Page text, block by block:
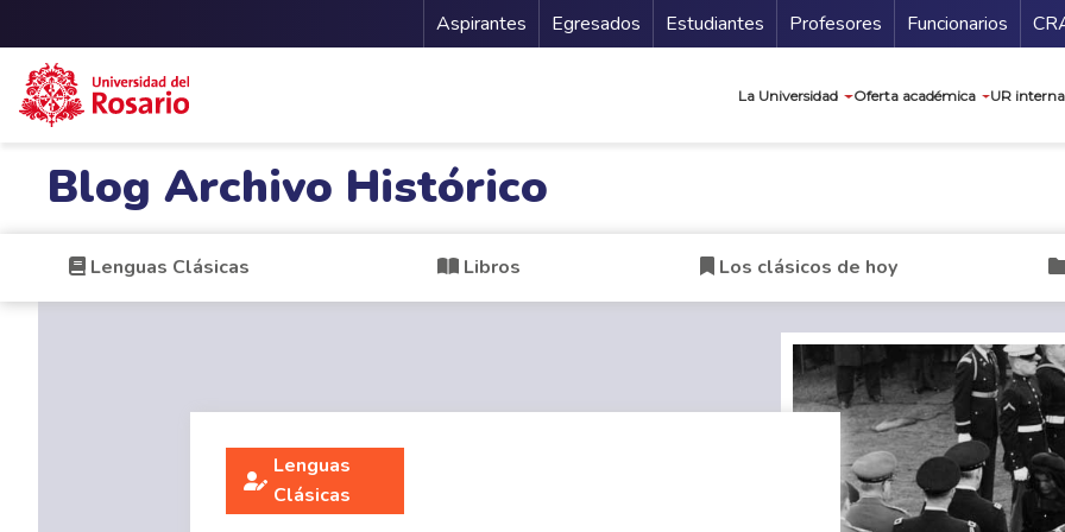
Menu Secundario
Aspirantes Egresados Estudiantes Profesores Funcionarios
La Universidad Oferta académica UR
Blog Archivo Histórico
Lenguas Clásicas Libros Los clásicos de hoy
Lenguas
Clásicas